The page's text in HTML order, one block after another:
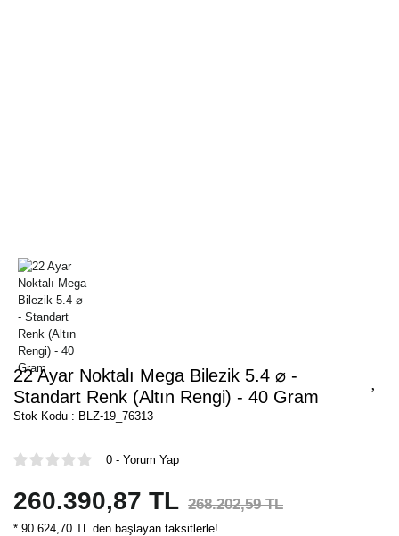
22 Ayar Noktalı Mega Bilezik 5.4 ⌀ -
Standart Renk (Altın Rengi) - 40 Gram
Stok Kodu : BLZ-19_76313
0 - Yorum Yap
260.390,87 TL 268.202,59 TL
* 90.624,70 TL den başlayan taksitlerle!